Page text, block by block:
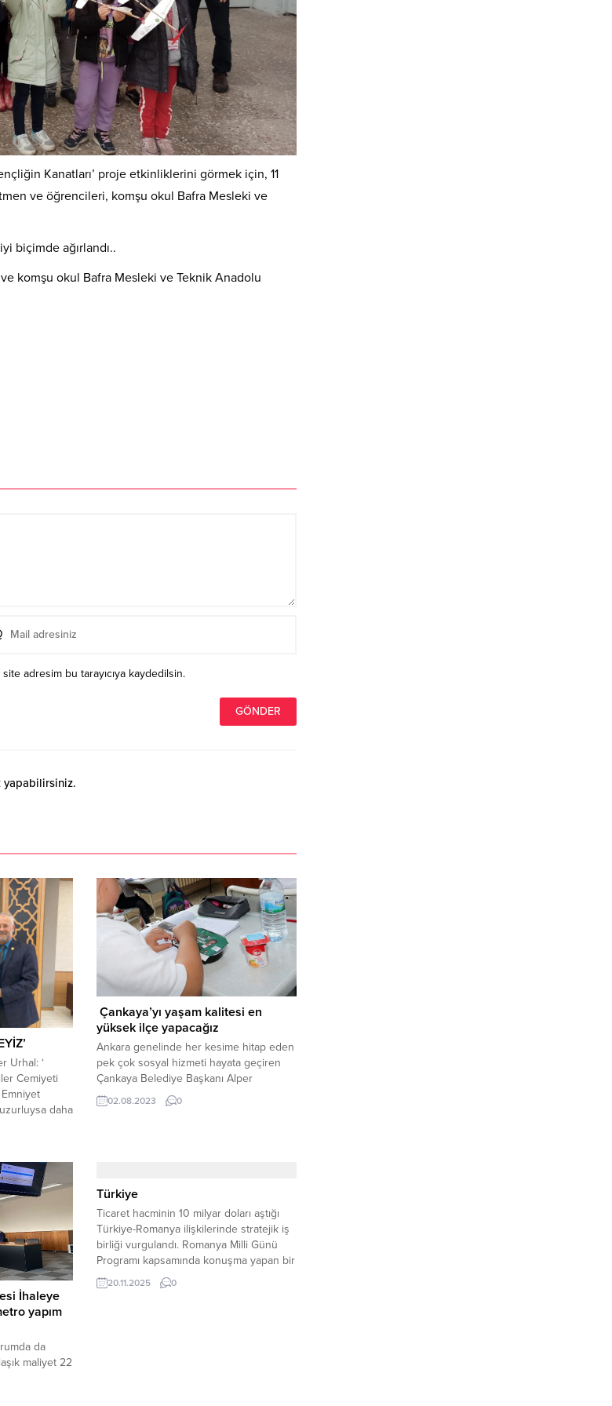
Kanatları’ proje etkinliklerini görmek için, 11
ve öğrencileri, komşu okul Bafra Mesleki ve
biçimde ağırlandı..
komşu okul Bafra Mesleki ve Teknik Anadolu
adresim bu tarayıcıya kaydedilsin.
yapabilirsiniz.
Urhal: ‘
Cemiyeti
daha
Mayıs
Kurulu
Üstün ve
İl...
Çankaya’yı yaşam kalitesi en
yüksek ilçe yapacağız
Ankara genelinde her kesime hitap eden
pek çok sosyal hizmeti hayata geçiren
Çankaya Belediye Başkanı Alper
Taşdelen, “Eylül’den Şubat’a açılışını
yapacağımız yatırımlarımız sayesinde
Ankaralıların yaşam kalitesini yükseltti.
Sosyal ve...
02.08.2023 0
İhaleye
yapım
da
maliyet 22
lira 14 kuruş
öğleden
Türkiye
Ticaret hacminin 10 milyar doları aştığı
Türkiye-Romanya ilişkilerinde stratejik iş
birliği vurgulandı. Romanya Milli Günü
Programı kapsamında konuşma yapan bir
yetkili, Türkiye ile Romanya arasındaki
ilişkilerin köklü bir dostluğa dayandığını
20.11.2025 0